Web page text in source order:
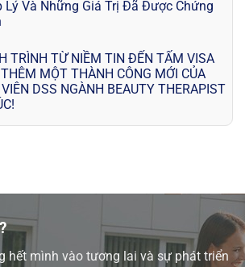
Lý Và Những Giá Trị Đã Được Chứng
TRÌNH TỪ NIỀM TIN ĐẾN TẤM VISA
MỘT THÀNH CÔNG MỚI CỦA
VIÊN DSS NGÀNH BEAUTY THERAPIST
hết mình vào tương lai và sự phát triển